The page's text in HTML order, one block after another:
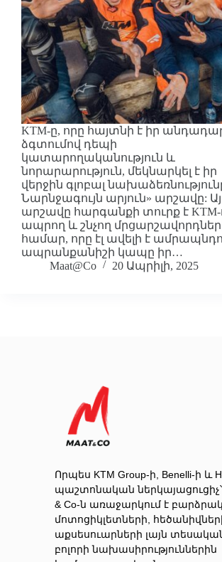
KTM-ը, որը հայտնի է իր
ձգտումով դեպի
կատարողականություն և
նորարարություն, մեկնարկել է իր
վերջին գլոբալ
Նարնջագույն արյուն» արշավը:
արշավը հարգանքի տուրք է KTM-
ապրող և շնչող
համար, որը էլ ավելի է
ապրանքանիշի կապը իր…
Maat@Co
20 Ապրիլի, 2025
Որպես KTM Group-ի, Benelli-ի և
պաշտոնական ներկայացուցիչ՝
& Co-ն առաջարկում է
մոտոցիկլետների,
աքսեսուարների լայն
բոլորի նախասիրություններին